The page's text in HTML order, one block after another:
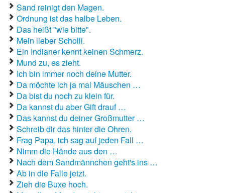
Coole Sprüche
Dumme Sprüche
Englische Sprüche
Facebook Sprüche
Fußballsprüche
Gute Nacht Sprüche
Gute Sprüche
Guten Morgen Sprüche
Hochzeitssprüche
Sand reinigt den Magen.
Ordnung ist das halbe Leben.
Das heißt "wie bitte".
Mein lieber Scholli.
Ein Indianer kennt keinen Schmerz.
Mund zu, es zieht.
Ich bin immer noch deine Mutter.
Da möchte ich ja mal Mäuschen …
Da bist du noch zu klein für.
Da kannst du aber Gift drauf …
Das kannst du deiner Großmutter …
Schreib dir das hinter die Ohren.
Frag Papa, ich sag auf jeden Fall …
Nimm die Hände aus den …
Nach dem Sandmännchen geht's ins …
Ab in die Falle jetzt.
Zieh die Buxe hoch.